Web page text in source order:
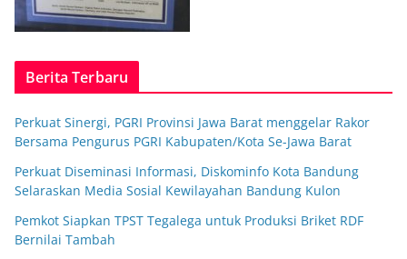
Berita Terbaru
Perkuat Sinergi, PGRI Provinsi Jawa Barat menggelar Rakor
Bersama Pengurus PGRI Kabupaten/Kota Se-Jawa Barat
Perkuat Diseminasi Informasi, Diskominfo Kota Bandung
Selaraskan Media Sosial Kewilayahan Bandung Kulon
Pemkot Siapkan TPST Tegalega untuk Produksi Briket RDF
Bernilai Tambah